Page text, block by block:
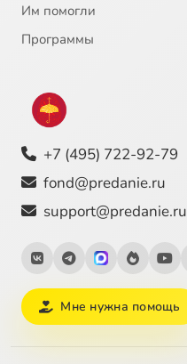
Им помогли
Программы
+7 (495) 722-92-79
fond@predanie.ru
support@predanie.ru
Мне нужна помощь